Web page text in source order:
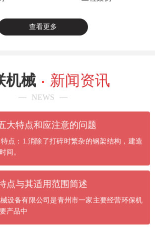
查看更多
机械 新闻资讯
NEWS
大特点和应注意的问题
点：1.消除了打碎时繁杂的钢架结构，建造
间。
点与其适用范围简述
设备有限公司是青州市一家主要经营环保机
产品中